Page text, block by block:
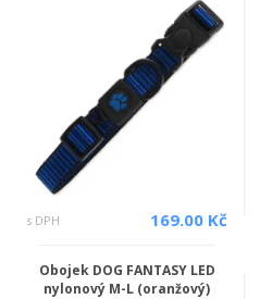
s DPH 169.00 Kč
Obojek DOG FANTASY LED
nylonový M-L (oranžový)